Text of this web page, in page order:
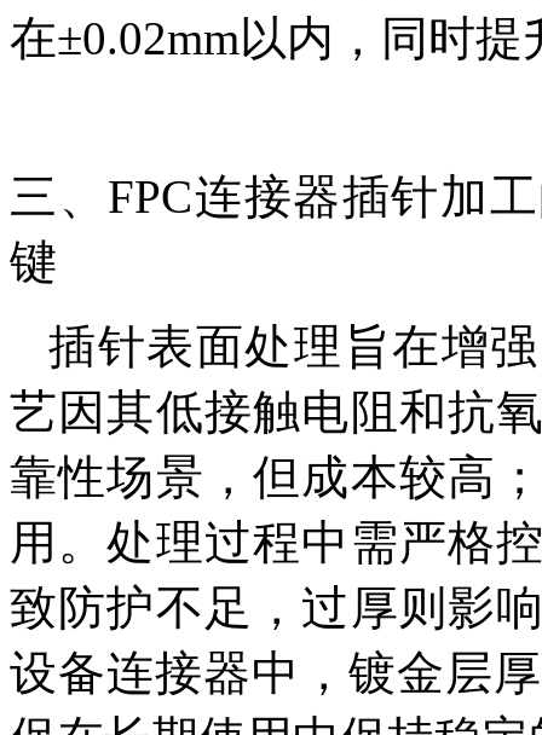
在±0.02mm以内，同时
三、FPC连接器插针加
键
插针表面处理旨在增
艺因其低接触电阻和抗
靠性场景，但成本较高
用。处理过程中需严格
致防护不足，过厚则影
设备连接器中，镀金层